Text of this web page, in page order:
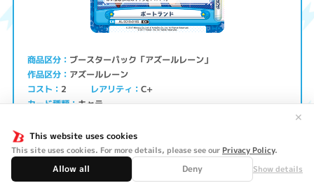
This website uses cookies
This site uses cookies. For more details, please see our Privacy Policy.
Allow all Deny Show details
✕
商品区分 ブースターパック「アズールレーン」
作品区分 アズールレーン
コスト 2 レアリティ C+
カード種類 キャラ
ATK 3 DEF 5
はじめまして、指揮官。私はインディの姉のポートランド。